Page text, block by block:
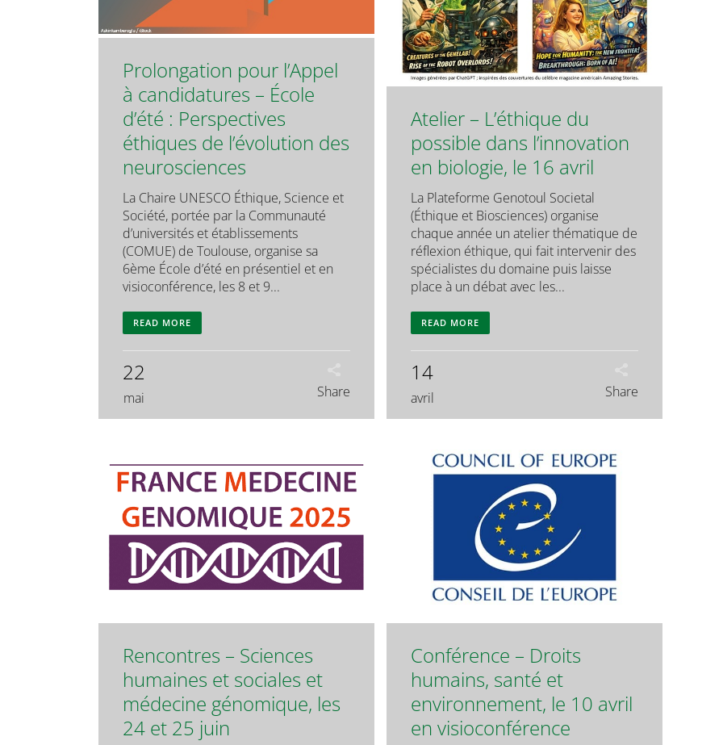
Prolongation pour l’Appel
à candidatures – École
d’été : Perspectives
éthiques de l’évolution des
neurosciences
La Chaire UNESCO Éthique, Science et
Société, portée par la Communauté
d’universités et établissements
(COMUE) de Toulouse, organise sa
6ème École d’été en présentiel et en
visioconférence, les 8 et 9...
READ MORE
22
mai Share
Atelier – L’éthique du
possible dans l’innovation
en biologie, le 16 avril
La Plateforme Genotoul Societal
(Éthique et Biosciences) organise
chaque année un atelier thématique de
réflexion éthique, qui fait intervenir des
spécialistes du domaine puis laisse
place à un débat avec les...
READ MORE
14
avril Share
Rencontres – Sciences
humaines et sociales et
médecine génomique, les
24 et 25 juin
Conférence – Droits
humains, santé et
environnement, le 10 avril
en visioconférence